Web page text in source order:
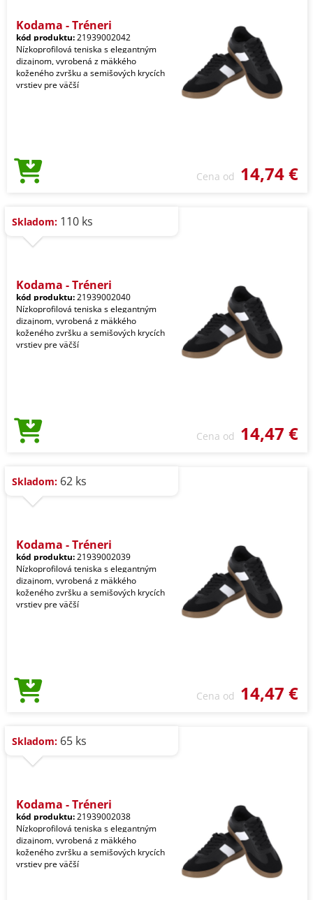
Kodama - Tréneri
kód produktu:21939002042
Nízkoprofilová teniska s elegantným
dizajnom, vyrobená z mäkkého
koženého zvršku a semišových krycích
vrstiev pre väčší
Cena od 14,74 €
Skladom: 110 ks
Kodama - Tréneri
kód produktu:21939002040
Nízkoprofilová teniska s elegantným
dizajnom, vyrobená z mäkkého
koženého zvršku a semišových krycích
vrstiev pre väčší
Cena od 14,47 €
Skladom: 62 ks
Kodama - Tréneri
kód produktu:21939002039
Nízkoprofilová teniska s elegantným
dizajnom, vyrobená z mäkkého
koženého zvršku a semišových krycích
vrstiev pre väčší
Cena od 14,47 €
Skladom: 65 ks
Kodama - Tréneri
kód produktu:21939002038
Nízkoprofilová teniska s elegantným
dizajnom, vyrobená z mäkkého
koženého zvršku a semišových krycích
vrstiev pre väčší